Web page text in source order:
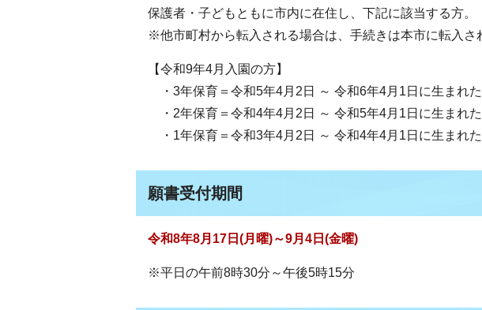
保護者・子どもともに市内に在住し、下記に該当する方。
※他市町村から転入される場合は、手続きは本市に転入さ
【令和9年4月入園の方】
・3年保育＝令和5年4月2日 ～ 令和6年4月1日に生まれた
・2年保育＝令和4年4月2日 ～ 令和5年4月1日に生まれた
・1年保育＝令和3年4月2日 ～ 令和4年4月1日に生まれた
願書受付期間
令和8年8月17日(月曜)～9月4日(金曜)
※平日の午前8時30分～午後5時15分